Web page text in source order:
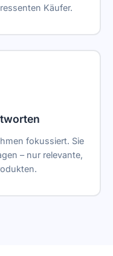
Käufer.
fokussiert. Sie
– nur relevante,